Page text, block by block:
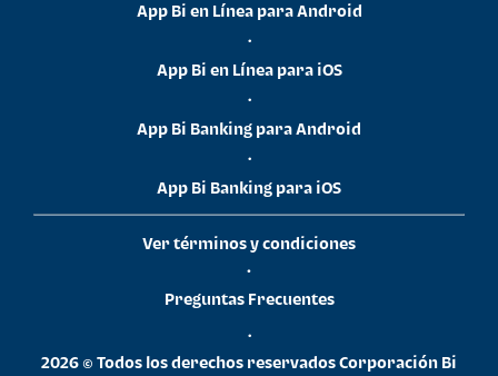
App Bi en Línea para Android
•
App Bi en Línea para iOS
•
App Bi Banking para Android
•
App Bi Banking para iOS
Ver términos y condiciones
•
Preguntas Frecuentes
•
2026 © Todos los derechos reservados Corporación Bi